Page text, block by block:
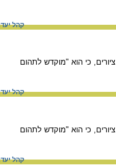
קהל
דן קדר, מתוך "על פני תהום – המיצב", אשר נוצר בעקבות רצח רבין. דן קדר הצהיר לגבי המיצב, המורכב מ-12 ציורים, כי הוא "מוקדש לתהום
קהל
דן קדר, מתוך "על פני תהום – המיצב", אשר נוצר בעקבות רצח רבין. דן קדר הצהיר לגבי המיצב, המורכב מ-12 ציורים, כי הוא "מוקדש לתהום
קהל